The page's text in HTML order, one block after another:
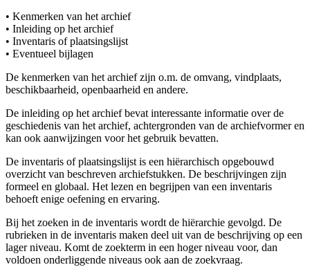
• Kenmerken van het archief
• Inleiding op het archief
• Inventaris of plaatsingslijst
• Eventueel bijlagen
De kenmerken van het archief zijn o.m. de omvang, vindplaats,
beschikbaarheid, openbaarheid en andere.
De inleiding op het archief bevat interessante informatie over de
geschiedenis van het archief, achtergronden van de archiefvormer en
kan ook aanwijzingen voor het gebruik bevatten.
De inventaris of plaatsingslijst is een hiërarchisch opgebouwd
overzicht van beschreven archiefstukken. De beschrijvingen zijn
formeel en globaal. Het lezen en begrijpen van een inventaris
behoeft enige oefening en ervaring.
Bij het zoeken in de inventaris wordt de hiërarchie gevolgd. De
rubrieken in de inventaris maken deel uit van de beschrijving op een
lager niveau. Komt de zoekterm in een hoger niveau voor, dan
voldoen onderliggende niveaus ook aan de zoekvraag.